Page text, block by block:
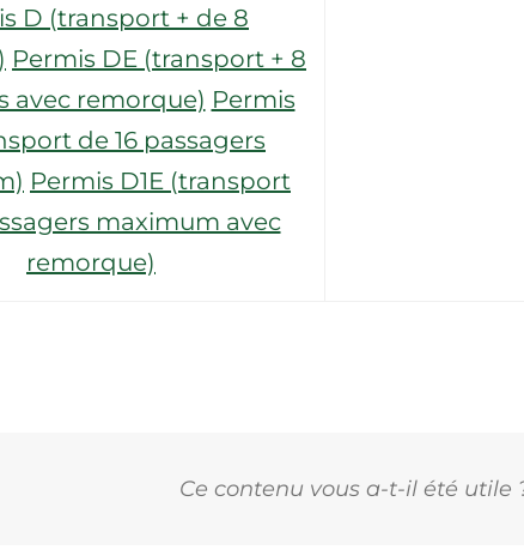
D (transport + de 8
Permis DE (transport + 8
avec remorque) Permis
de 16 passagers
Permis D1E (transport
maximum avec
remorque)
Ce contenu vous a-t-il été utile